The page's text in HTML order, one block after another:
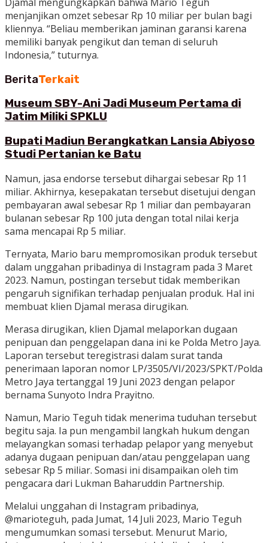
menjanjikan omzet sebesar Rp 10 miliar per bulan bagi
kliennya. “Beliau memberikan jaminan garansi karena
memiliki banyak pengikut dan teman di seluruh
Indonesia,” tuturnya.
BeritaTerkait
Museum SBY-Ani Jadi Museum Pertama di
Jatim Miliki SPKLU
Bupati Madiun Berangkatkan Lansia Abiyoso
Studi Pertanian ke Batu
Namun, jasa endorse tersebut dihargai sebesar Rp 11
miliar. Akhirnya, kesepakatan tersebut disetujui dengan
pembayaran awal sebesar Rp 1 miliar dan pembayaran
bulanan sebesar Rp 100 juta dengan total nilai kerja
sama mencapai Rp 5 miliar.
Ternyata, Mario baru mempromosikan produk tersebut
dalam unggahan pribadinya di Instagram pada 3 Maret
2023. Namun, postingan tersebut tidak memberikan
pengaruh signifikan terhadap penjualan produk. Hal ini
membuat klien Djamal merasa dirugikan.
Merasa dirugikan, klien Djamal melaporkan dugaan
penipuan dan penggelapan dana ini ke Polda Metro Jaya.
Laporan tersebut teregistrasi dalam surat tanda
penerimaan laporan nomor LP/3505/VI/2023/SPKT/Polda
Metro Jaya tertanggal 19 Juni 2023 dengan pelapor
bernama Sunyoto Indra Prayitno.
Namun, Mario Teguh tidak menerima tuduhan tersebut
begitu saja. Ia pun mengambil langkah hukum dengan
melayangkan somasi terhadap pelapor yang menyebut
adanya dugaan penipuan dan/atau penggelapan uang
sebesar Rp 5 miliar. Somasi ini disampaikan oleh tim
pengacara dari Lukman Baharuddin Partnership.
Melalui unggahan di Instagram pribadinya,
@marioteguh, pada Jumat, 14 Juli 2023, Mario Teguh
mengumumkan somasi tersebut. Menurut Mario,